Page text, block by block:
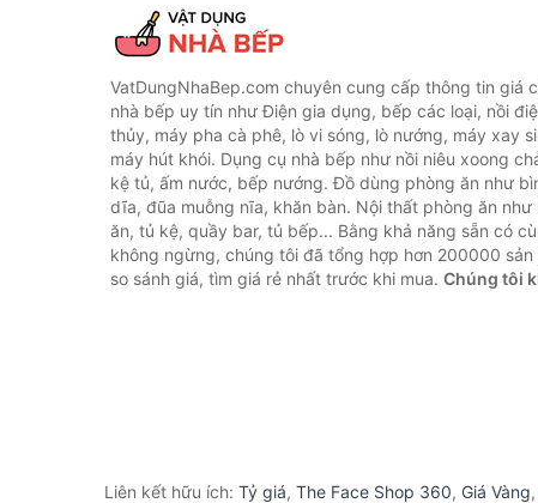
VatDungNhaBep.com chuyên cung cấp thông tin giá
nhà bếp uy tín như Điện gia dụng, bếp các loại, nồi
thủy, máy pha cà phê, lò vi sóng, lò nướng, máy xay
máy hút khói. Dụng cụ nhà bếp như nồi niêu xoong
kệ tủ, ấm nước, bếp nướng. Đồ dùng phòng ăn như
dĩa, đũa muỗng nĩa, khăn bàn. Nội thất phòng ăn như
ăn, tủ kệ, quầy bar, tủ bếp... Bằng khả năng sẵn có
không ngừng, chúng tôi đã tổng hợp hơn 200000 sản
so sánh giá, tìm giá rẻ nhất trước khi mua. Chúng tôi
Liên kết hữu ích: Tỷ giá, The Face Shop 360, Giá Vàng,